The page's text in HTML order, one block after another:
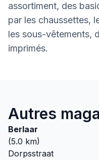
assortiment, des
par les chaussettes,
les sous-vêtements,
imprimés.
Autres
Berlaar
(5.0 km)
Dorpsstraat